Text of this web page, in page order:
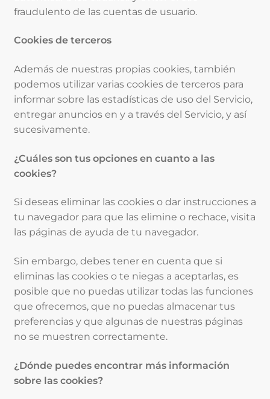
fraudulento de las cuentas de usuario.
Cookies de terceros
Además de nuestras propias cookies, también
podemos utilizar varias cookies de terceros para
informar sobre las estadísticas de uso del Servicio,
entregar anuncios en y a través del Servicio, y así
sucesivamente.
¿Cuáles son tus opciones en cuanto a las
cookies?
Si deseas eliminar las cookies o dar instrucciones a
tu navegador para que las elimine o rechace, visita
las páginas de ayuda de tu navegador.
Sin embargo, debes tener en cuenta que si
eliminas las cookies o te niegas a aceptarlas, es
posible que no puedas utilizar todas las funciones
que ofrecemos, que no puedas almacenar tus
preferencias y que algunas de nuestras páginas
no se muestren correctamente.
¿Dónde puedes encontrar más información
sobre las cookies?